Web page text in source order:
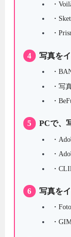
・
・
・
4 写真を
・
・写
・
5 PCで、
・
・
・
6 写真を
・
・